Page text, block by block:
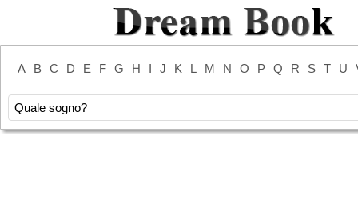
A B C D E F G H I J K L M N O P Q R S T U